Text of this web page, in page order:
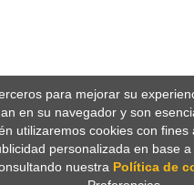
para mejorar su
en su navegador y son
utilizaremos cookies con
personalizada en base
nuestra Política de